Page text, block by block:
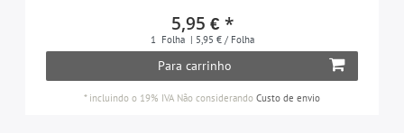
5,95 € *
1 Folha | 5,95 € / Folha
Para carrinho
* incluindo o 19% IVA Não considerando Custo de envio